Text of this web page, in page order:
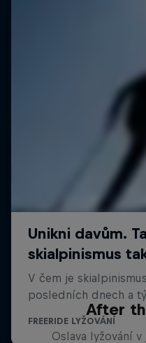
After
Oslava lyžování